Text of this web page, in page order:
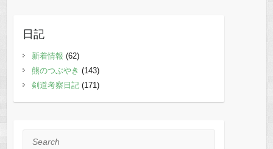
日記
新着情報 (62)
熊のつぶやき (143)
剣道考察日記(171)
Search